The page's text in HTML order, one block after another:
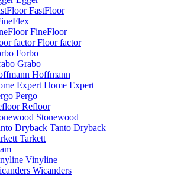
FastFloor
FineFloor
Floor factor
Forbo
Grabo
Hoffmann
Home Expert
Pergo
Refloor
Stonewood
Tanto Dryback
Tarkett
Vinyline
Wicanders